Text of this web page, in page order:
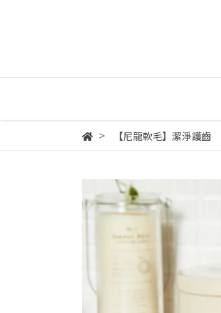
【尼龍軟毛】潔淨護齒